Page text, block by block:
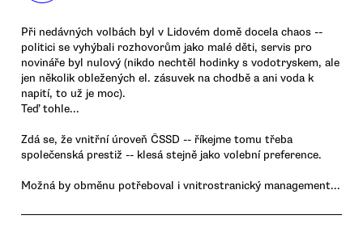
Při nedávných volbách byl v Lidovém domě docela chaos --
politici se vyhýbali rozhovorům jako malé děti, servis pro
novináře byl nulový (nikdo nechtěl hodinky s vodotryskem, ale
jen několik obležených el. zásuvek na chodbě a ani voda k
napití, to už je moc).
Teď tohle...
Zdá se, že vnitřní úroveň ČSSD -- říkejme tomu třeba
společenská prestiž -- klesá stejně jako volební preference.
Možná by obměnu potřeboval i vnitrostranický management...